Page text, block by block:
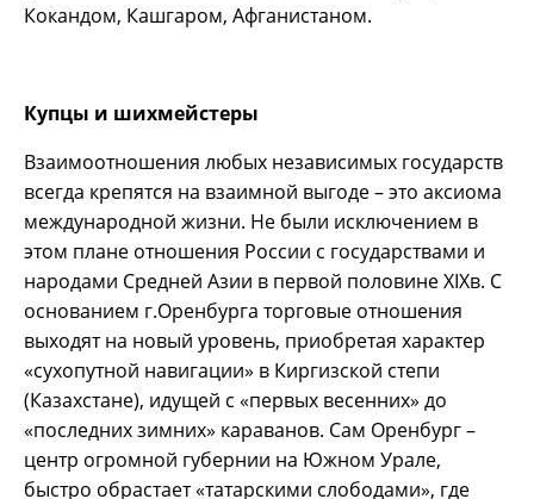
Кокандом, Кашгаром, Афганистаном.
Купцы и шихмейстеры
Взаимоотношения любых независимых государств
всегда крепятся на взаимной выгоде – это аксиома
международной жизни. Не были исключением в
этом плане отношения России с государствами и
народами Средней Азии в первой половине XIXв. С
основанием г.Оренбурга торговые отношения
выходят на новый уровень, приобретая характер
«сухопутной навигации» в Киргизской степи
(Казахстане), идущей с «первых весенних» до
«последних зимних» караванов. Сам Оренбург –
центр огромной губернии на Южном Урале,
быстро обрастает «татарскими слободами», где